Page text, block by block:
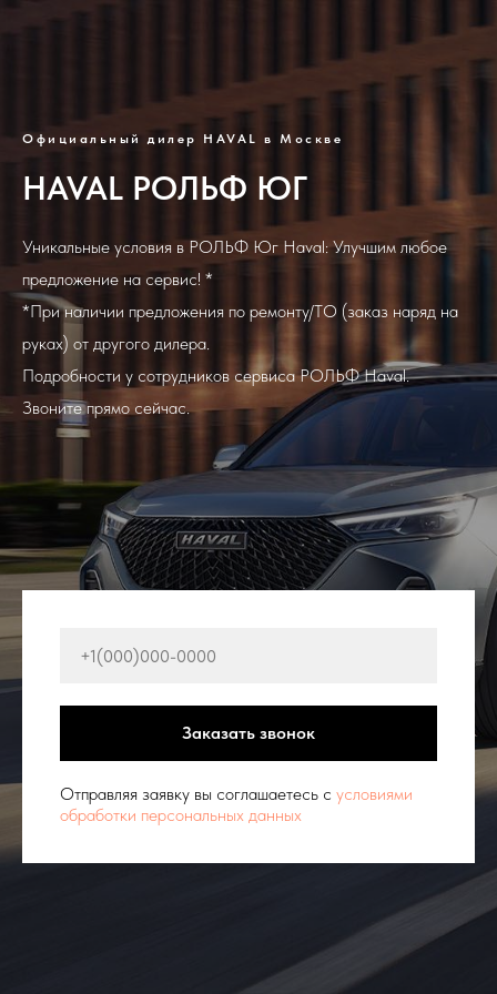
Официальный дилер HAVAL в Москве
HAVAL РОЛЬФ ЮГ
Уникальные условия в РОЛЬФ Юг Haval: Улучшим любое
предложение на сервис! *
*При наличии предложения по ремонту/ТО (заказ наряд на
руках) от другого дилера.
Подробности у сотрудников сервиса РОЛЬФ Haval.
Звоните прямо сейчас.
Заказать звонок
Отправляя заявку вы соглашаетесь с условиями
обработки персональных данных